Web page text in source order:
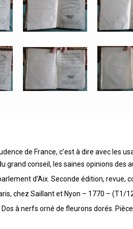
de France, c’est à dire avec les
grand conseil, les saines opinions des
d’Aix. Seconde édition, revue,
chez Saillant et Nyon – 1770 –
à nerfs orné de fleurons dorés.